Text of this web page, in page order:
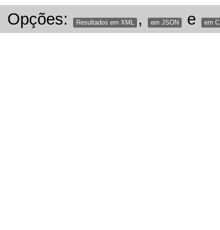
Opções: Resultados em XML , em JSON e em